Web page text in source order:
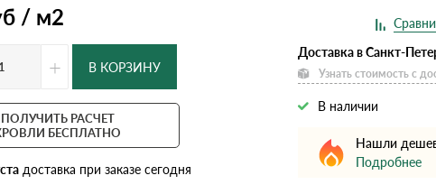
Расчет штакетника для забора
Расчет
Ондулин Смарт
/ м2
+ В КОРЗИНУ
ПОЛУЧИТЬ РАСЧЕТ
БЕСПЛАТНО
доставка при заказе сегодня
Доставка в Санкт-
Узнать стоимость с
В наличии
Нашли
Подробнее